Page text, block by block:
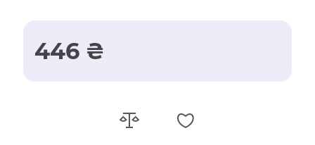
446 ₴